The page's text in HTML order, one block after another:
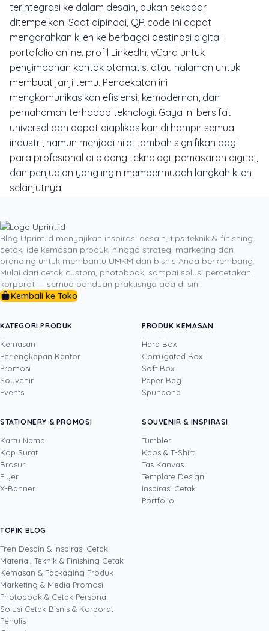
terintegrasi ke dalam desain, bukan sekadar
ditempelkan. Saat dipindai, QR code ini dapat
mengarahkan klien ke berbagai destinasi digital:
portofolio online, profil LinkedIn, vCard untuk
penyimpanan kontak otomatis, atau halaman untuk
membuat janji temu. Pendekatan ini
mengkomunikasikan efisiensi, kemodernan, dan
pemahaman terhadap teknologi. Gaya ini bersifat
universal dan dapat diaplikasikan di hampir semua
industri, namun menjadi nilai tambah signifikan bagi
para profesional di bidang teknologi, pemasaran digital,
dan penjualan yang ingin mempermudah langkah klien
selanjutnya.
sebuah keputusan strategis. Ia harus menjadi refleksi
otentik dari identitas profesional individu atau jenama,
selaras dengan ekspektasi industri, dan yang
terpenting, mampu meninggalkan kesan positif dan
berkesan di benak klien. Investasi pada desain dan
kualitas cetak, seperti yang dapat difasilitasi oleh
fundamental yang dimiliki seorang profesional.
DITULIS OLEH
· Cofounder
Uprint.id, pakar dengan pengalaman lebih dari
20 tahun yang menguasai tiga disiplin
sekaligus: produksi percetakan dan kemasan
(offset, digital printing, quality control), digital
marketing, serta pemrograman dan AI. Ia
memahami bisnis cetak langsung dari lantai
produksi sampai baris kode, dari menghitung
sampai kemasan produk, selalu dengan
kacamata data dan dampak bisnis nyata.
Lihat profil →
Popular
Blog Uprint.id menyajikan inspirasi desain, tips teknik & finishing
cetak, ide kemasan produk, hingga strategi marketing dan
branding untuk membantu UMKM dan bisnis Anda berkembang.
Mulai dari cetak custom, photobook, sampai solusi percetakan
korporat — semua panduan praktisnya ada di sini.
Kembali ke Toko
KATEGORI PRODUK
Kemasan
Perlengkapan Kantor
Promosi
Souvenir
Events
PRODUK KEMASAN
Hard Box
Corrugated Box
Soft Box
Paper Bag
Spunbond
STATIONERY & PROMOSI
Kartu Nama
Kop Surat
Brosur
Flyer
X-Banner
SOUVENIR & INSPIRASI
Tumbler
Kaos & T-Shirt
Tas Kanvas
Template Design
Inspirasi Cetak
Portfolio
TOPIK BLOG
Tren Desain & Inspirasi Cetak
Material, Teknik & Finishing Cetak
Kemasan & Packaging Produk
Marketing & Media Promosi
Photobook & Cetak Personal
Solusi Cetak Bisnis & Korporat
Penulis